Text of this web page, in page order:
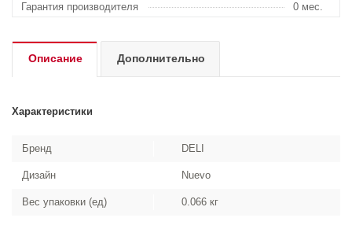
Гарантия производителя 0 мес.
Описание Дополнительно
Характеристики
Бренд DELI
Дизайн Nuevo
Вес упаковки (ед) 0.066 кг